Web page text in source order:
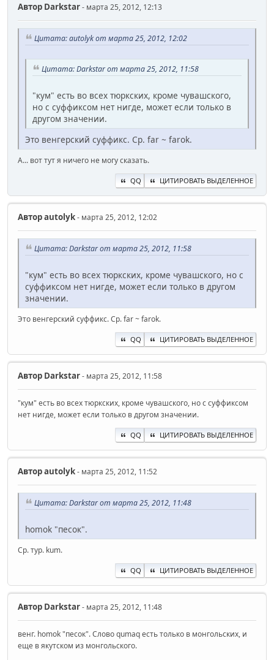
Автор Darkstar- марта 25, 2012, 12:13
Цитата: autolyk от марта 25, 2012, 12:02
Цитата: Darkstar от марта 25, 2012, 11:58
"кум" есть во всех тюркских, кроме чувашского,
но с суффиксом нет нигде, может если только в
другом значении.
Это венгерский суффикс. Ср. far ~ farok.
А... вот тут я ничего не могу сказать.
QQ ЦИТИРОВАТЬ ВЫДЕЛЕННОЕ
Авторautolyk- марта 25, 2012, 12:02
Цитата: Darkstar от марта 25, 2012, 11:58
"кум" есть во всех тюркских, кроме чувашского, но с
суффиксом нет нигде, может если только в другом
значении.
Это венгерский суффикс. Ср. far ~ farok.
QQ ЦИТИРОВАТЬ ВЫДЕЛЕННОЕ
Автор Darkstar- марта 25, 2012, 11:58
"кум" есть во всех тюркских, кроме чувашского, но с суффиксом
нет нигде, может если только в другом значении.
QQ ЦИТИРОВАТЬ ВЫДЕЛЕННОЕ
Авторautolyk- марта 25, 2012, 11:52
Цитата: Darkstar от марта 25, 2012, 11:48
homok "песок".
Ср. тур. kum.
QQ ЦИТИРОВАТЬ ВЫДЕЛЕННОЕ
Автор Darkstar- марта 25, 2012, 11:48
венг. homok "песок". Слово qumaq есть только в монгольских, и
еще в якутском из монгольского.